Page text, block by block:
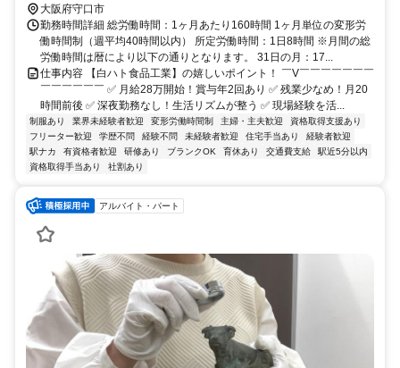
大阪府守口市
勤務時間詳細 総労働時間：1ヶ月あたり160時間 1ヶ月単位の変形労
働時間制（週平均40時間以内） 所定労働時間：1日8時間 ※月間の総
労働時間は暦により以下の通りとなります。 31日の月：17...
仕事内容 【白ハト食品工業】の嬉しいポイント！ ￣V￣￣￣￣￣￣￣
￣￣￣￣￣￣ ✅ 月給28万開始！賞与年2回あり ✅ 残業少なめ！月20
時間前後 ✅ 深夜勤務なし！生活リズムが整う ✅ 現場経験を活...
制服あり 業界未経験者歓迎 変形労働時間制 主婦・主夫歓迎
資格取得支援あり
フリーター歓迎
学歴不問 経験不問 未経験者歓迎 住宅手当あり
経験者歓迎
駅ナカ
有資格者歓迎 研修あり ブランクOK 育休あり 交通費支給
駅近5分以内
資格取得手当あり
社割あり
アルバイト・パート